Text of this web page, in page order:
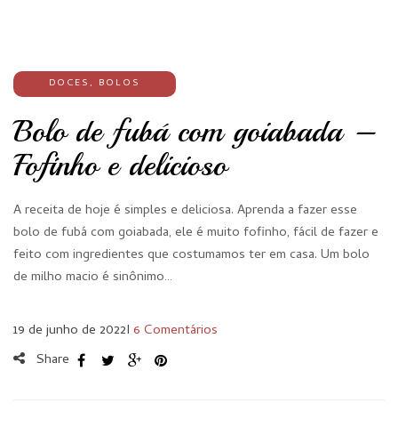
DOCES, BOLOS
Bolo de fubá com goiabada –
Fofinho e delicioso
A receita de hoje é simples e deliciosa. Aprenda a fazer esse
bolo de fubá com goiabada, ele é muito fofinho, fácil de fazer e
feito com ingredientes que costumamos ter em casa. Um bolo
de milho macio é sinônimo…
19 de junho de 2022I 6 Comentários
Share